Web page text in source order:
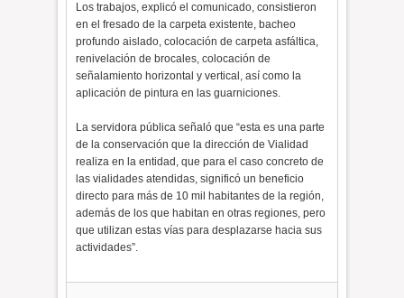
Los trabajos, explicó el comunicado, consistieron
en el fresado de la carpeta existente, bacheo
profundo aislado, colocación de carpeta asfáltica,
renivelación de brocales, colocación de
señalamiento horizontal y vertical, así como la
aplicación de pintura en las guarniciones.
La servidora pública señaló que “esta es una parte
de la conservación que la dirección de Vialidad
realiza en la entidad, que para el caso concreto de
las vialidades atendidas, significó un beneficio
directo para más de 10 mil habitantes de la región,
además de los que habitan en otras regiones, pero
que utilizan estas vías para desplazarse hacia sus
actividades”.